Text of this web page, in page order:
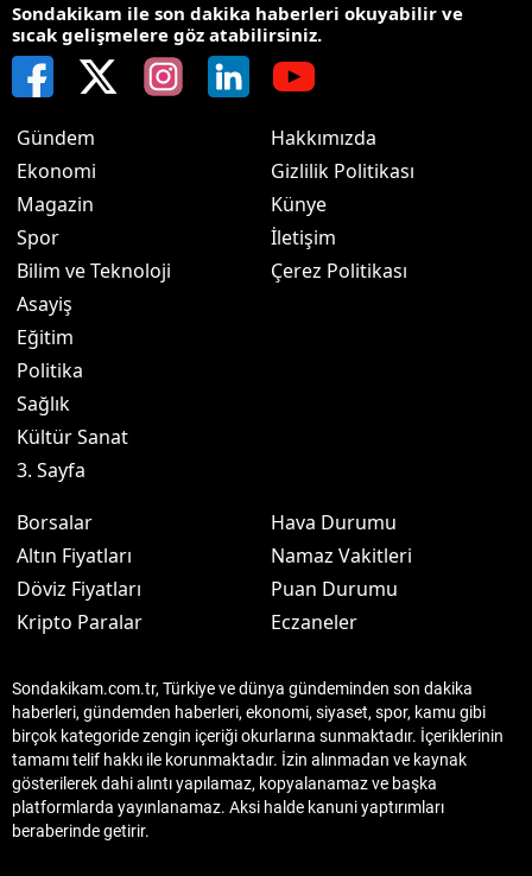
Sondakikam ile son dakika haberleri okuyabilir ve
sıcak gelişmelere göz atabilirsiniz.
Gündem
Ekonomi
Magazin
Spor
Bilim ve Teknoloji
Asayiş
Eğitim
Politika
Sağlık
Kültür Sanat
3. Sayfa
Hakkımızda
Gizlilik Politikası
Künye
İletişim
Çerez Politikası
Borsalar
Altın Fiyatları
Döviz Fiyatları
Kripto Paralar
Hava Durumu
Namaz Vakitleri
Puan Durumu
Eczaneler
Sondakikam.com.tr, Türkiye ve dünya gündeminden son dakika
haberleri, gündemden haberleri, ekonomi, siyaset, spor, kamu gibi
birçok kategoride zengin içeriği okurlarına sunmaktadır. İçeriklerinin
tamamı telif hakkı ile korunmaktadır. İzin alınmadan ve kaynak
gösterilerek dahi alıntı yapılamaz, kopyalanamaz ve başka
platformlarda yayınlanamaz. Aksi halde kanuni yaptırımları
beraberinde getirir.